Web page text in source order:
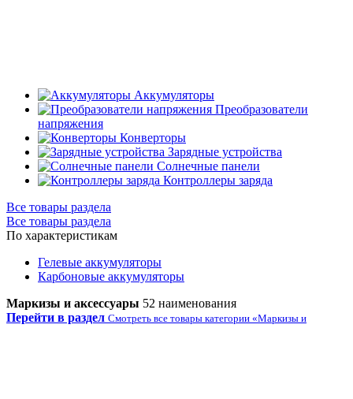
Аккумуляторы
Преобразователи
напряжения
Конверторы
Зарядные устройства
Солнечные панели
Контроллеры заряда
Все товары раздела
Все товары раздела
По характеристикам
Гелевые аккумуляторы
Карбоновые аккумуляторы
Маркизы и аксессуары 52 наименования
Перейти в раздел Смотреть все товары категории «Маркизы и